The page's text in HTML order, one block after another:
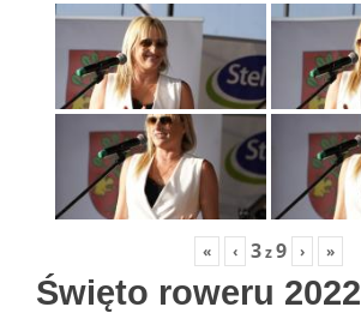
« ‹ 3z9 › »
Święto roweru 2022